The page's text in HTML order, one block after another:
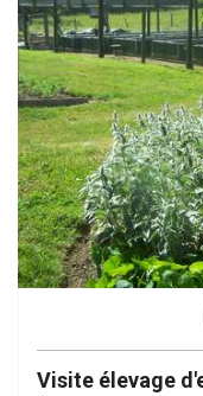
Visite élevage